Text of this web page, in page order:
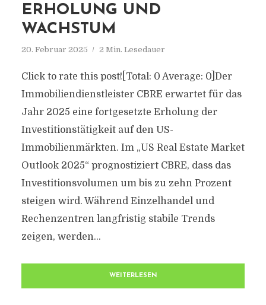
ERHOLUNG UND
WACHSTUM
20. Februar 2025 2 Min. Lesedauer
Click to rate this post![Total: 0 Average: 0]Der
Immobiliendienstleister CBRE erwartet für das
Jahr 2025 eine fortgesetzte Erholung der
Investitionstätigkeit auf den US-
Immobilienmärkten. Im „US Real Estate Market
Outlook 2025“ prognostiziert CBRE, dass das
Investitionsvolumen um bis zu zehn Prozent
steigen wird. Während Einzelhandel und
Rechenzentren langfristig stabile Trends
zeigen, werden...
WEITERLESEN